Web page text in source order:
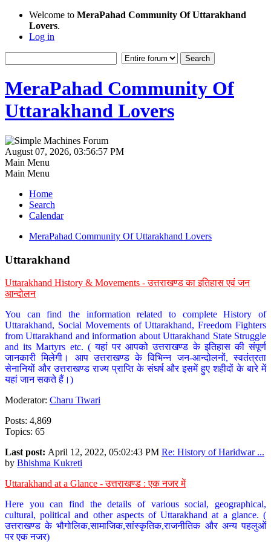
Welcome to MeraPahad Community Of Uttarakhand
Lovers.
Log in
MeraPahad Community Of
Uttarakhand Lovers
August 07, 2026, 03:56:57 PM
Main Menu
Main Menu
Home
Search
Calendar
MeraPahad Community Of Uttarakhand Lovers
Uttarakhand
Uttarakhand History & Movements - उत्तराखण्ड का इतिहास एवं जन
आन्दोलन
You can find the information related to complete History of
Uttarakhand, Social Movements of Uttarakhand, Freedom Fighters
from Uttarakhand and information about Uttarakhand State Struggle
and its Martyrs etc. ( यहां पर आपको उत्तराखण्ड के इतिहास की संपूर्ण
जानकारी मिलेगी। आप उत्तराखण्ड के विभिन्न जन-आन्दोलनों, स्वतंत्रता
सेनानियों और उत्तराखण्ड राज्य प्राप्ति के संघर्ष और इसमें हुए शहीदों के बारे में
यहां जान सकते हैं।)
Moderator: Charu Tiwari
Posts: 4,869
Topics: 65
Last post: April 12, 2022, 05:02:43 PM Re: History of Haridwar ...
by Bhishma Kukreti
Uttarakhand at a Glance - उत्तराखण्ड : एक नजर में
Here you can find the details of various social, geographical,
cultural, political and other aspects of Uttarakhand at a glance. (
उत्तराखण्ड के भौगोलिक,सामाजिक,सांस्कृतिक,राजनीतिक और अन्य पहलुओं
पर एक नजर)